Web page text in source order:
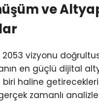
ve
2053 vizyonu
en güçlü dijital
biri haline
zamanlı